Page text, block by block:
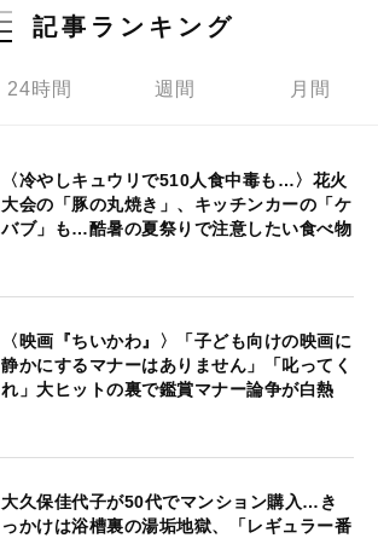
記事ランキング
24時間 週間 月間
〈冷やしキュウリで510人食中毒も…〉花火
大会の「豚の丸焼き」、キッチンカーの「ケ
バブ」も…酷暑の夏祭りで注意したい食べ物
〈映画『ちいかわ』〉「子ども向けの映画に
静かにするマナーはありません」「叱ってく
れ」大ヒットの裏で鑑賞マナー論争が白熱
大久保佳代子が50代でマンション購入…き
っかけは浴槽裏の湯垢地獄、「レギュラー番